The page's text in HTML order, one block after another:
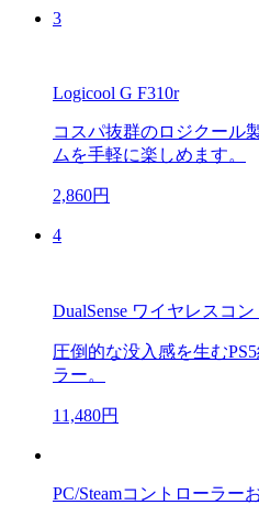
3
Logicool G F310r
コスパ抜群のロジクール
ムを手軽に楽しめます。
2,860円
4
DualSense ワイヤレスコ
圧倒的な没入感を生む
ラー。
11,480円
PC/Steamコントローラー